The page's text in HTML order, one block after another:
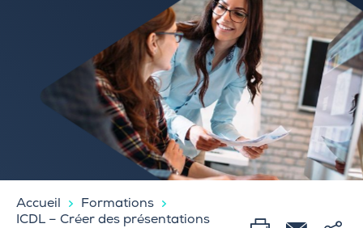
Accueil
Formations
ICDL – Créer des présentations